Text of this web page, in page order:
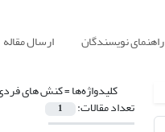
راهنمای نویسندگان ارسال مقاله
کلیدواژه‌ها =کنش های
تعداد مقالات: 1